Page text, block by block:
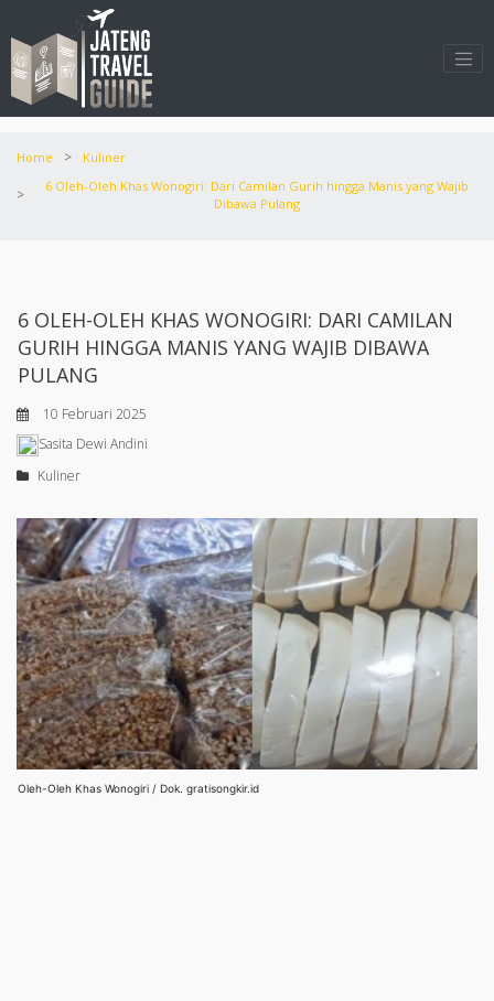
Home > Kuliner
>
6 Oleh-Oleh Khas Wonogiri: Dari Camilan Gurih hingga Manis yang Wajib
Dibawa Pulang
6 OLEH-OLEH KHAS WONOGIRI: DARI CAMILAN
GURIH HINGGA MANIS YANG WAJIB DIBAWA
PULANG
10 Februari 2025
Sasita Dewi Andini
Kuliner
Oleh-Oleh Khas Wonogiri / Dok. gratisongkir.id